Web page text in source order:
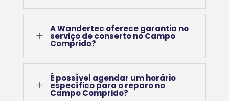
L
A Wandertec oferece garantia no
serviço de conserto no Campo
Comprido?
L
É possível agendar um horário
específico para o reparo no
Campo Comprido?